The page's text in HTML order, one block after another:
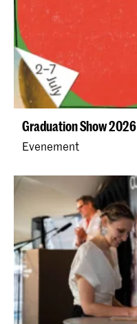
Graduation Show 2026
Evenement